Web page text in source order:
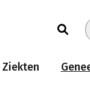
Ziekten